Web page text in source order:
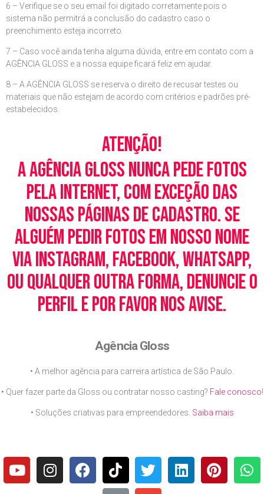
6 – Verifique se o seu email foi digitado corretamente pois o
sistema não permitrá a conclusão do cadastro caso o
preenchimento esteja incorreto.
7 – Caso você ainda tenha alguma dúvida, entre em contato com a
AGÊNCIA GLOSS e a nossa equipe ficará feliz em ajudar.
8 – A AGÊNCIA GLOSS se reserva o direito de recusar testes ou
materiais que não estejam de acordo com critérios e padrões pré-
estabelecidos.
Atenção!
A Agência Gloss nunca pede fotos
pela Internet, com exceção das
nossas páginas de cadastro. Se
alguém pedir fotos em nosso nome
via Instagram, Facebook, WhatsApp,
ou qualquer outra forma, denuncie o
perfil e por favor nos avise.
Agência Gloss
• A melhor agência para carreira artística de São Paulo.
• Quer fazer parte da Gloss ou contratar nosso casting? Fale conosco!
• Soluções criativas para empreendedores. Saiba mais